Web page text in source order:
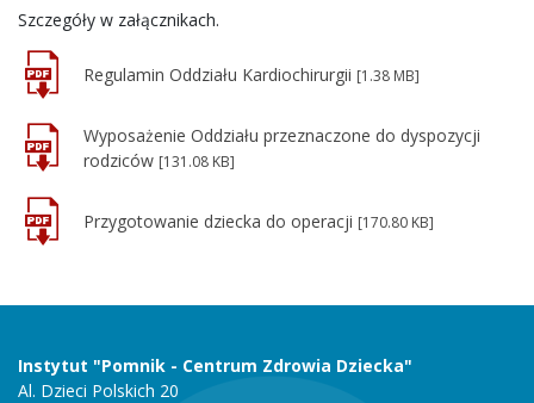
Szczegóły w załącznikach.
Regulamin Oddziału Kardiochirurgii [1.38 MB]
Wyposażenie Oddziału przeznaczone do dyspozycji
rodziców [131.08 KB]
Przygotowanie dziecka do operacji [170.80 KB]
Instytut "Pomnik - Centrum Zdrowia Dziecka"
Al. Dzieci Polskich 20